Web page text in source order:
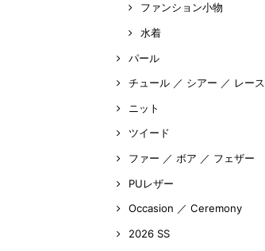
ファンション小物
水着
パール
チュール ／ シアー ／ レース
ニット
ツイード
ファー ／ ボア ／ フェザー
PUレザー
Occasion ／ Ceremony
2026 SS